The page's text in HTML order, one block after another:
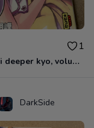
1
Samurai deeper kyo, volume 3 & 4 manga double
DarkSide